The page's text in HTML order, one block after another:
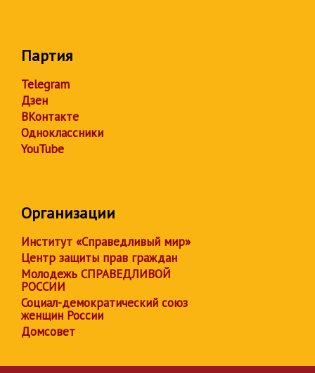
Партия
Telegram
Дзен
ВКонтакте
Одноклассники
YouTube
Организации
Институт «Справедливый мир»
Центр защиты прав граждан
Молодежь СПРАВЕДЛИВОЙ
РОССИИ
Социал-демократический союз
женщин России
Домсовет